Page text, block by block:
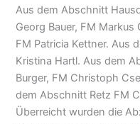
Aus dem Abschnitt
Georg Bauer, FM
FM Patricia Kettner. Aus
Kristina Hartl. Aus dem
Burger, FM Christoph
dem Abschnitt Retz FM
Überreicht wurden die